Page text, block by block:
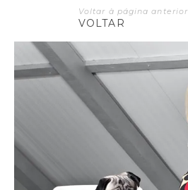
Voltar à página anterior
VOLTAR